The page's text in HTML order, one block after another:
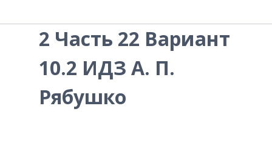
2 Часть 22 Вариант
10.2 ИДЗ А. П.
Рябушко